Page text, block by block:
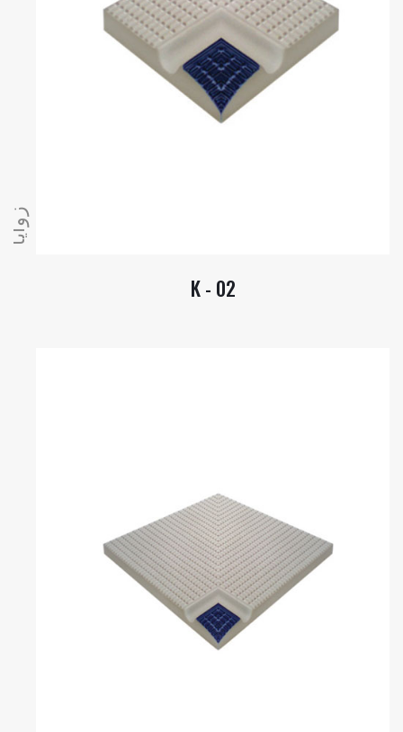
زوايا
K - 02